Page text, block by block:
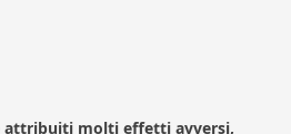
attribuiti molti effetti avversi,